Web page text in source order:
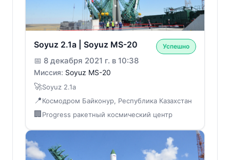
Soyuz 2.1a | Soyuz MS-20 Успешно
📅 8 декабря 2021 г. в 10:38
Миссия: Soyuz MS-20
🚀Soyuz 2.1a
📍Космодром Байконур, Республика Казахстан
🏢 Progress ракетный космический центр